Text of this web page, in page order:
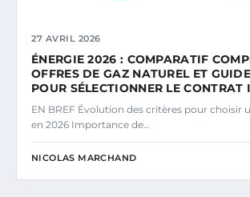
27 AVRIL 2026
ÉNERGIE 2026 : COMPARATIF
OFFRES DE GAZ NATUREL ET
POUR SÉLECTIONNER LE CONTRAT
EN BREF Évolution des critères pour choisir
en 2026 Importance de…
NICOLAS MARCHAND